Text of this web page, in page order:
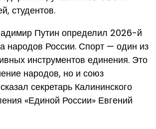
студентов.
Путин определил 2026-й
народов России. Спорт — один из
инструментов единения. Это
народов, но и союз
секретарь Калининского
«Единой России» Евгений